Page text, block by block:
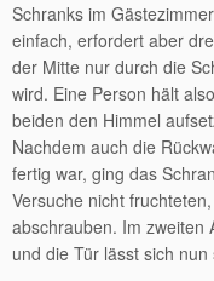
Schranks im
einfach, erfordert aber
der Mitte nur durch die
wird. Eine Person hält
beiden den Himmel
Nachdem auch die
fertig war, ging das
Versuche nicht
abschrauben. Im zweiten
und die Tür lässt sich